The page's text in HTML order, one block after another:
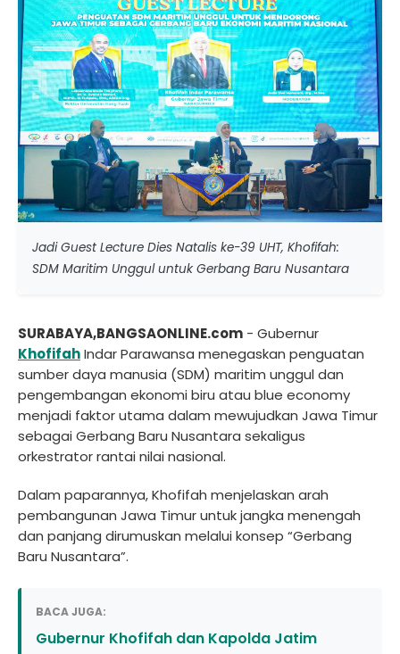
Jadi Guest Lecture Dies Natalis ke-39 UHT, Khofifah:
SDM Maritim Unggul untuk Gerbang Baru Nusantara
SURABAYA,BANGSAONLINE.com - Gubernur
KhofifahIndar Parawansa menegaskan penguatan
sumber daya manusia (SDM) maritim unggul dan
pengembangan ekonomi biru atau blue economy
menjadi faktor utama dalam mewujudkan Jawa Timur
sebagai Gerbang Baru Nusantara sekaligus
orkestrator rantai nilai nasional.
Dalam paparannya, Khofifah menjelaskan arah
pembangunan Jawa Timur untuk jangka menengah
dan panjang dirumuskan melalui konsep “Gerbang
Baru Nusantara”.
BACA JUGA:
Gubernur Khofifah dan Kapolda Jatim